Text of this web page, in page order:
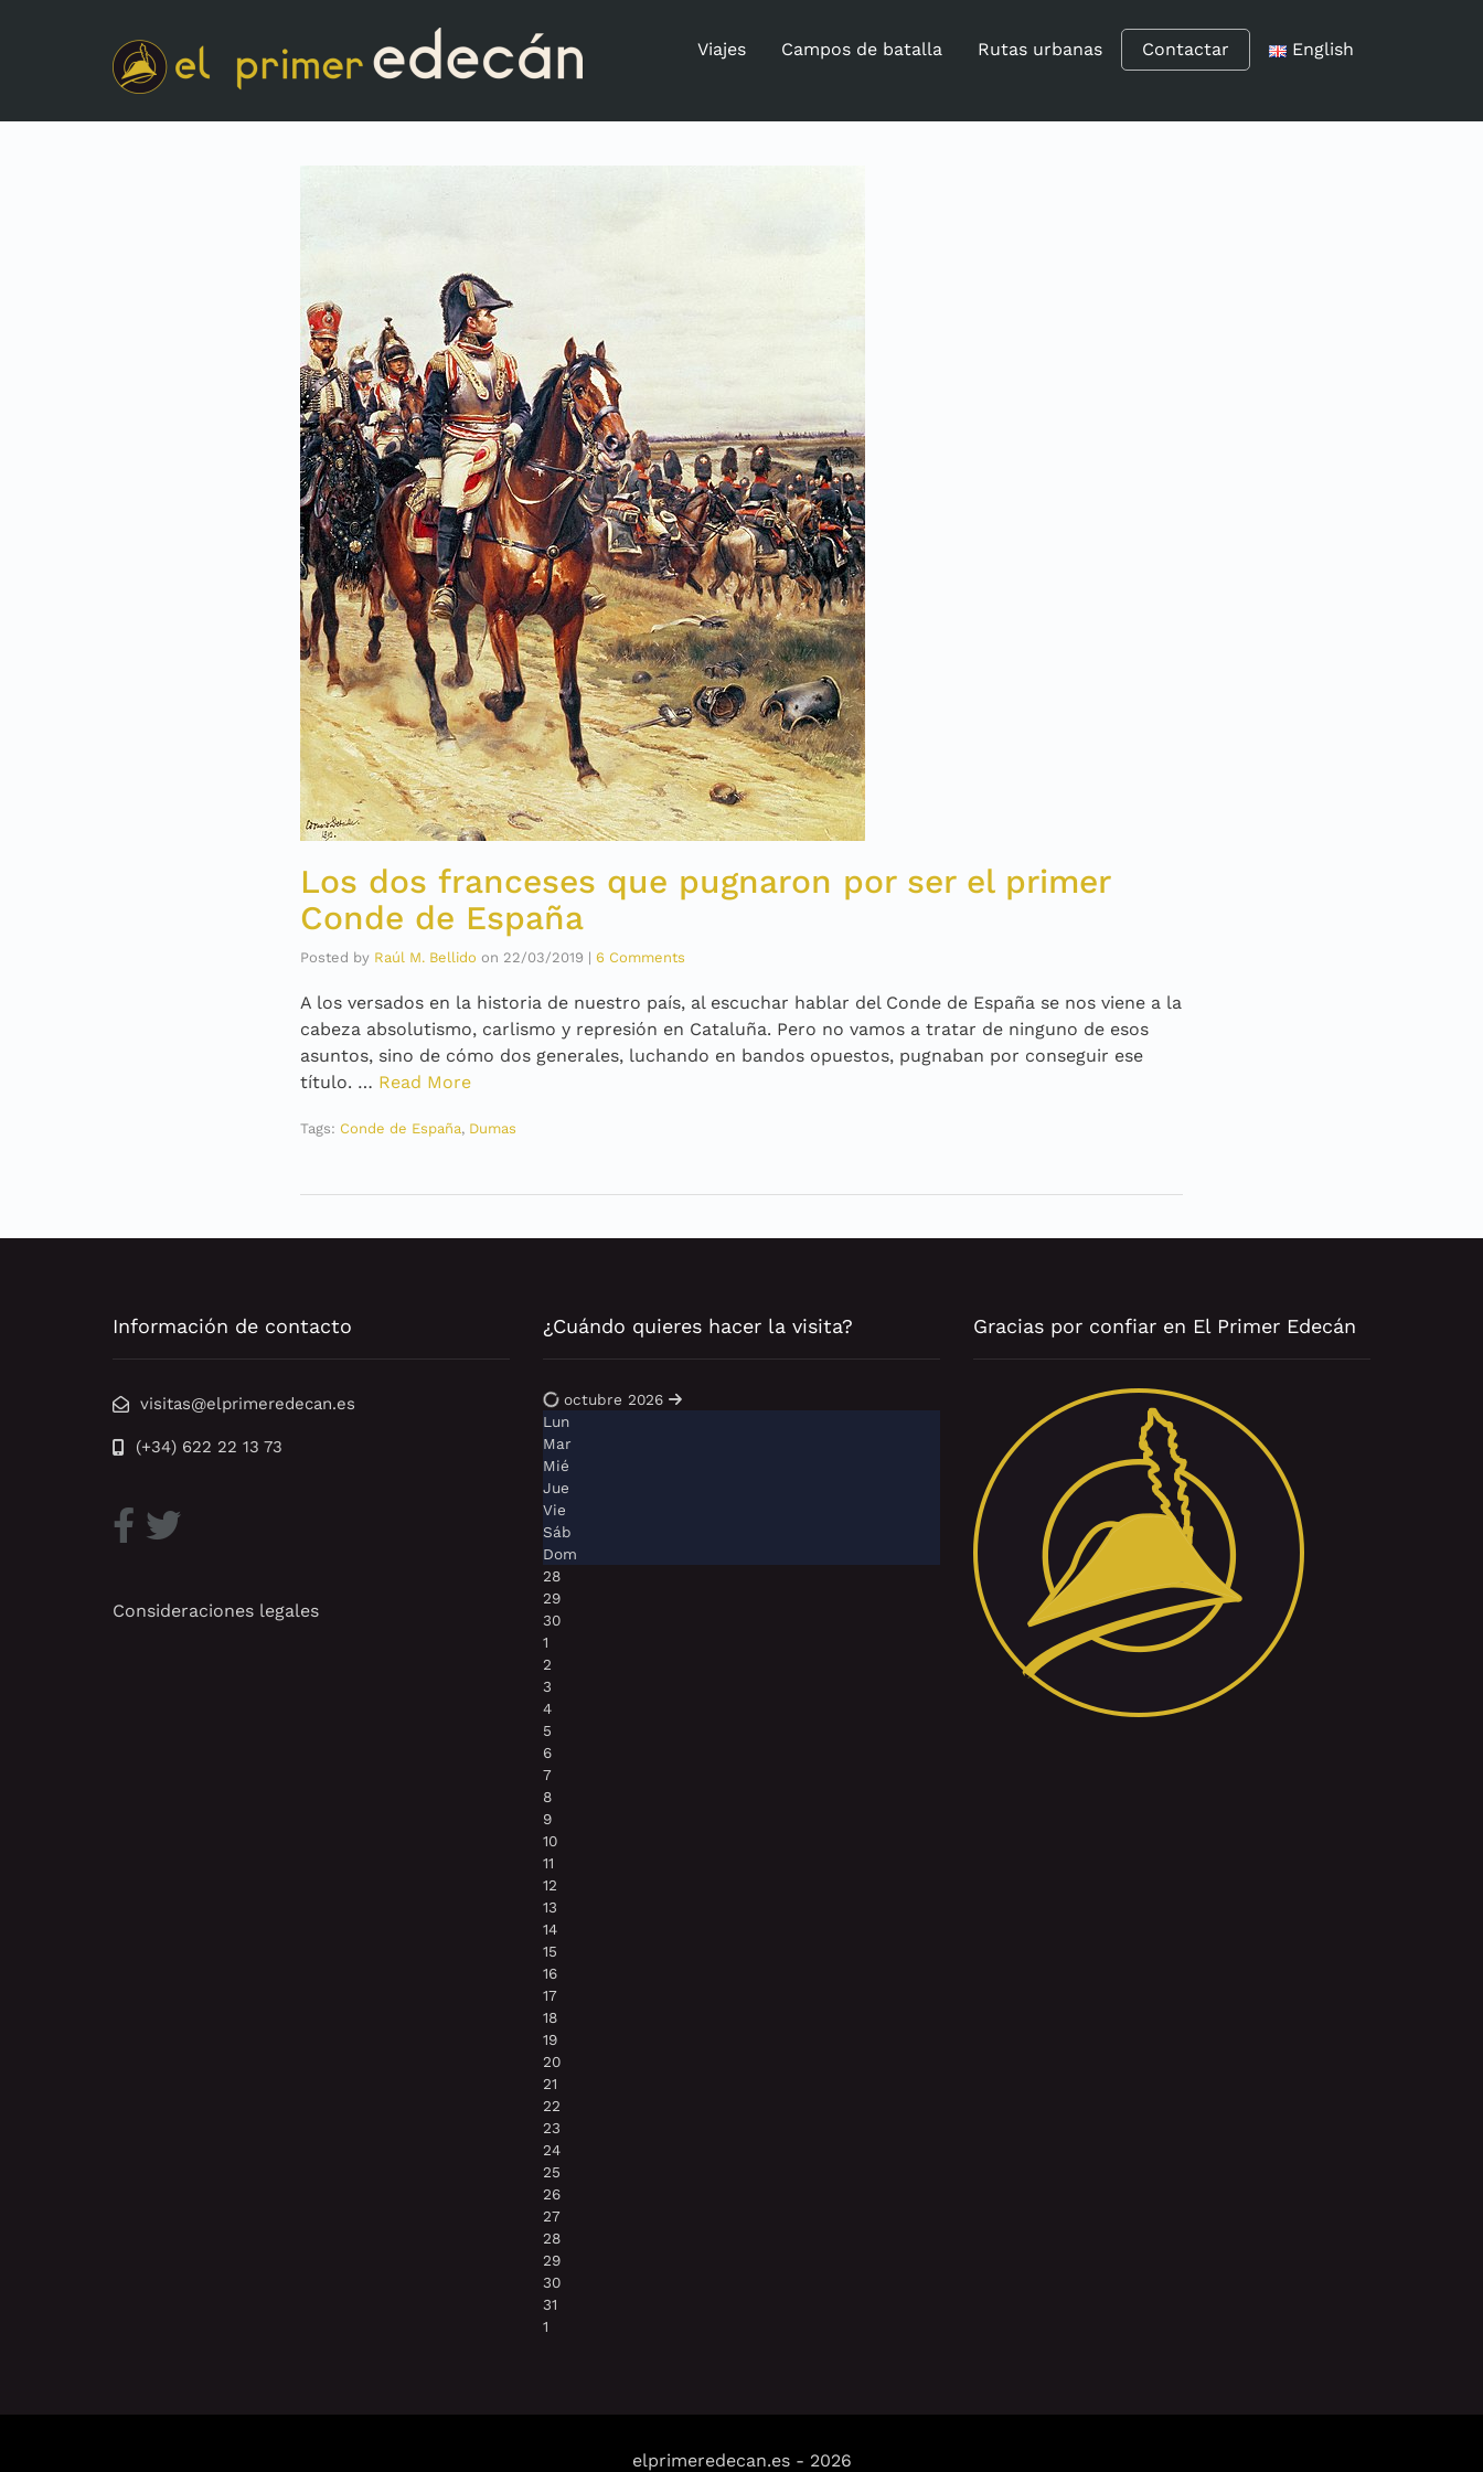
Viajes Campos de batalla Rutas urbanas Contactar English
Los dos franceses que pugnaron por ser el primer
Conde de España
Posted by Raúl M. Bellido on 22/03/2019 | 6 Comments
A los versados en la historia de nuestro país, al escuchar hablar del Conde de España se nos viene a la
cabeza absolutismo, carlismo y represión en Cataluña. Pero no vamos a tratar de ninguno de esos
asuntos, sino de cómo dos generales, luchando en bandos opuestos, pugnaban por conseguir ese
título. … Read More
Tags: Conde de España, Dumas
Información de contacto
visitas@elprimeredecan.es
(+34) 622 22 13 73
Consideraciones legales
¿Cuándo quieres hacer la visita?
octubre 2026
Lun
Mar
Mié
Jue
Vie
Sáb
Dom
28
29
30
1
2
3
4
5
6
7
8
9
10
11
12
13
14
15
16
17
18
19
20
21
22
23
24
25
26
27
28
29
30
31
1
Gracias por confiar en El Primer Edecán
elprimeredecan.es- 2026